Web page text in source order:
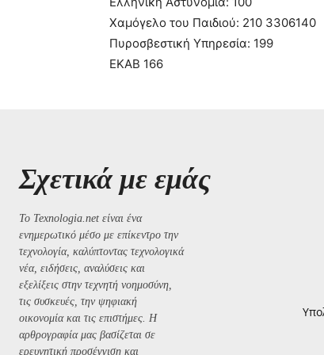
Χαμόγελο του Παιδιού: 210 3306140
Πυροσβεστική Υπηρεσία: 199
ΕΚΑΒ 166
Σχετικά με εμάς
Το Texnologia.net είναι ένα
ενημερωτικό μέσο με επίκεντρο την
τεχνολογία, καλύπτοντας τεχνολογικά
νέα, ειδήσεις, αναλύσεις και
εξελίξεις στην τεχνητή νοημοσύνη,
τις συσκευές, την ψηφιακή
οικονομία και τις επιστήμες. Η
αρθρογραφία μας βασίζεται σε
ερευνητική προσέγγιση και